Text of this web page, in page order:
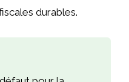
durables.